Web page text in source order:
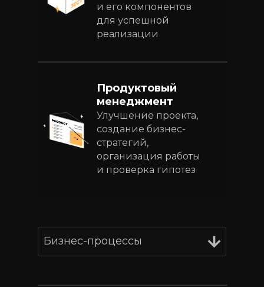
и его компонентов
для успешной
реализации
Продуктовый
менеджмент
Улучшение проекта,
создание бизнес-
стратегий,
организация работы
и проверка гипотез
Бизнес-процессы